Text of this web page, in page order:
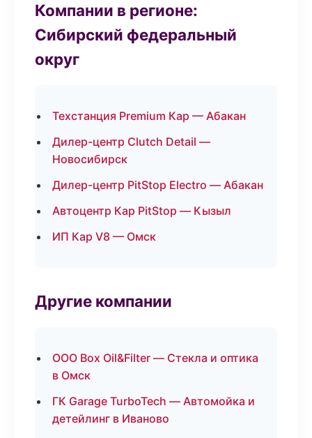
Компании в регионе:
Сибирский федеральный
округ
Техстанция Premium Кар — Абакан
Дилер-центр Clutch Detail —
Новосибирск
Дилер-центр PitStop Electro — Абакан
Автоцентр Кар PitStop — Кызыл
ИП Кар V8 — Омск
Другие компании
ООО Box Oil&Filter — Стекла и оптика
в Омск
ГК Garage TurboTech — Автомойка и
детейлинг в Иваново